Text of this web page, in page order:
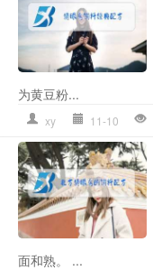
为黄豆粉...
xy 11-10
面和熟。 ...